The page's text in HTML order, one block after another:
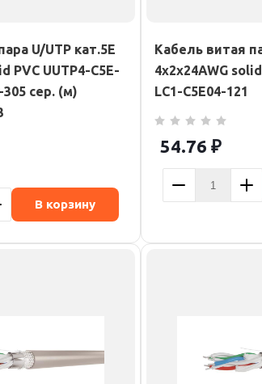
U/UTP кат.5E
PVC UUTP4-C5E-
305 сер. (м)
В корзину
Кабель витая
4х2х24AWG
LC1-C5E04-121
54.76 ₽